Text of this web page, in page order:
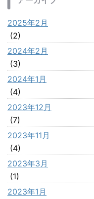
2025年2月
(2)
2024年2月
(3)
2024年1月
(4)
2023年12月
(7)
2023年11月
(4)
2023年3月
(1)
2023年1月